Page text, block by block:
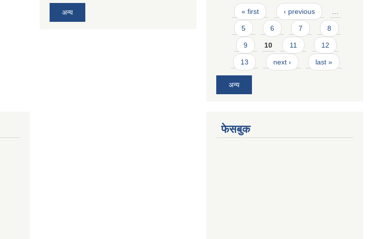
अन्य Pages
« first ‹ previous
5 6 7 8
9 10 11 12
13 next › last »
अन्य
फेसबुक